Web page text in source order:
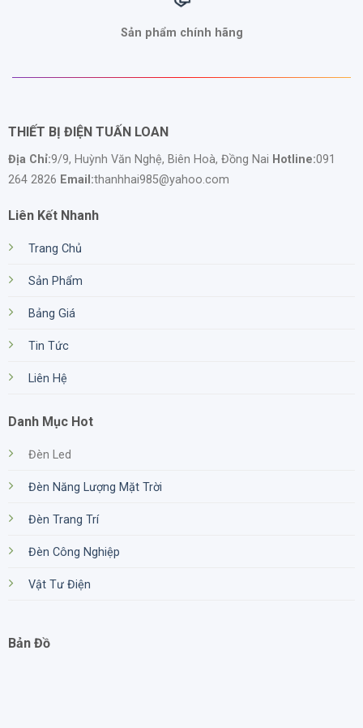
Sản phẩm chính hãng
THIẾT BỊ ĐIỆN TUẤN LOAN
Địa Chỉ:9/9, Huỳnh Văn Nghệ, Biên Hoà, Đồng Nai Hotline:091
264 2826 Email:thanhhai985@yahoo.com
Liên Kết Nhanh
Trang Chủ
Sản Phẩm
Bảng Giá
Tin Tức
Liên Hệ
Danh Mục Hot
Đèn Led
Đèn Năng Lượng Mặt Trời
Đèn Trang Trí
Đèn Công Nghiệp
Vật Tư Điện
Bản Đồ